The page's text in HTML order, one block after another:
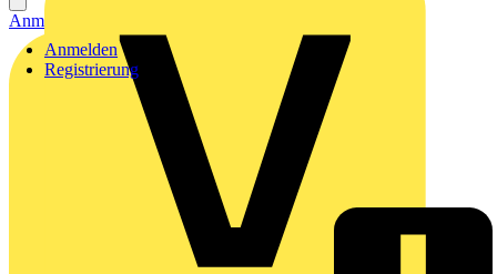
Anmelden
Registrierung
Anmelden